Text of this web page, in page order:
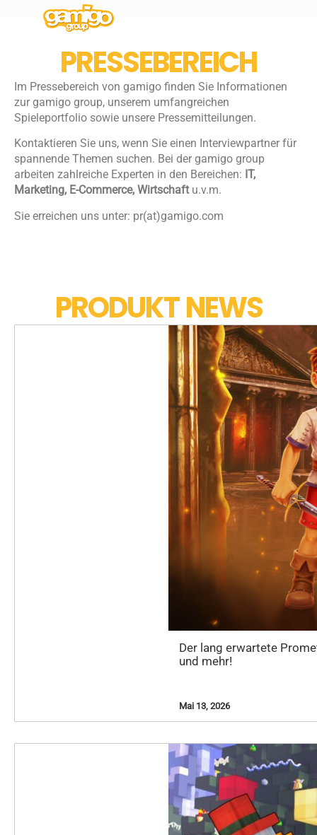
PRESSEBEREICH
Im Pressebereich von gamigo finden Sie Informationen
zur gamigo group, unserem umfangreichen
Spieleportfolio sowie unsere Pressemitteilungen.
Kontaktieren Sie uns, wenn Sie einen Interviewpartner für
spannende Themen suchen. Bei der gamigo group
arbeiten zahlreiche Experten in den Bereichen: IT,
Marketing, E-Commerce, Wirtschaftu.v.m.
Sie erreichen uns unter: pr(at)gamigo.com
PRODUKT NEWS
Der lang erwartete
und mehr!
Mai 13, 2026